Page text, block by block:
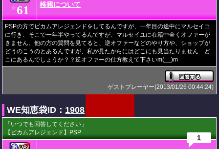
★61 移籍について
PSPの方でビカムアレジェンドをしてるんですが、一年目の途中にマルセイユ
に行き、そこで一年半やってるんですが、マルセイユに在籍中全くオファーが
きません。他の方の質問を見てると、逆オファーなどのやり方や、ショップが
どうのこうのとあるんですが、私が見たからにはどこにも見当たりません…ど
こにあるんでしょうか？？逆オファーの仕方教えて下さいm(__)m
ゲストプレーヤー(2013/01/26 00:44:24)
WE知恵袋ID： 1908
「いつでも回答してください」
【ビカムアレジェンド】PSP
1